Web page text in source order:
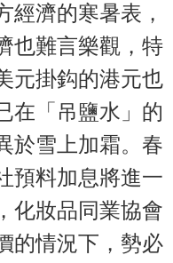
經濟的寒暑表，
也難言樂觀，特
元掛鈎的港元也
在「吊鹽水」的
於雪上加霜。春
預料加息將進一
化妝品同業協會
的情況下，勢必